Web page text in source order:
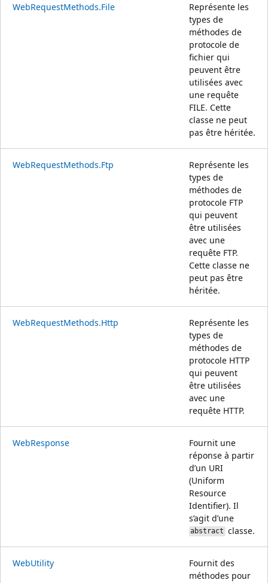
WebRequestMethods.File
Représente les
types de
méthodes de
protocole de
fichier qui
peuvent être
utilisées avec
une requête
FILE. Cette
classe ne peut
pas être héritée.
WebRequestMethods.Ftp
Représente les
types de
méthodes de
protocole FTP
qui peuvent
être utilisées
avec une
requête FTP.
Cette classe ne
peut pas être
héritée.
WebRequestMethods.Http
Représente les
types de
méthodes de
protocole HTTP
qui peuvent
être utilisées
avec une
requête HTTP.
WebResponse
Fournit une
réponse à partir
d’un URI
(Uniform
Resource
Identifier). Il
s’agit d’une
abstract classe.
WebUtility
Fournit des
méthodes pour